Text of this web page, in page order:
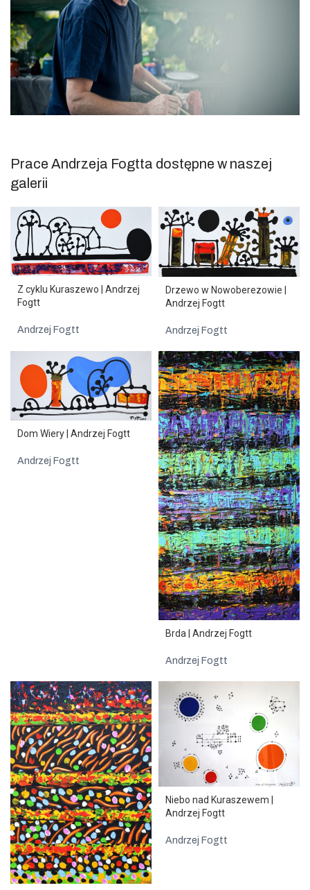
Prace Andrzeja Fogtta dostępne w naszej
galerii
Z cyklu Kuraszewo | Andrzej
Fogtt
Andrzej Fogtt
Drzewo w Nowoberezowie |
Andrzej Fogtt
Andrzej Fogtt
Dom Wiery | Andrzej Fogtt
Andrzej Fogtt
Brda | Andrzej Fogtt
Andrzej Fogtt
Niebo nad Kuraszewem |
Andrzej Fogtt
Andrzej Fogtt